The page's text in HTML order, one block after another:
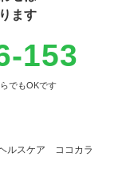
ます
153
でもOKです
ルスケア ココカラ